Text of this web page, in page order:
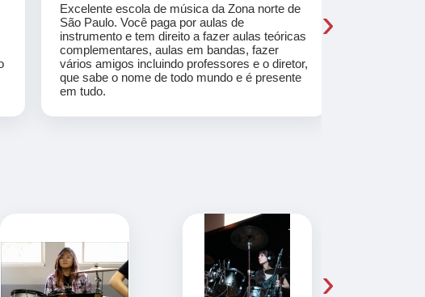
Excelente escola de música da Zona norte de
São Paulo. Você paga por aulas de
instrumento e tem direito a fazer aulas teóricas
complementares, aulas em bandas, fazer
vários amigos incluindo professores e o diretor,
que sabe o nome de todo mundo e é presente
em tudo.
›
›